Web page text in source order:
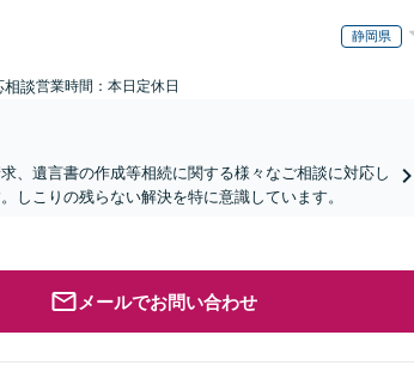
静岡県
相談営業時間：本日定休日
、遺言書の作成等相続に関する様々なご相談に対応し
しこりの残らない解決を特に意識しています。
メールでお問い合わせ